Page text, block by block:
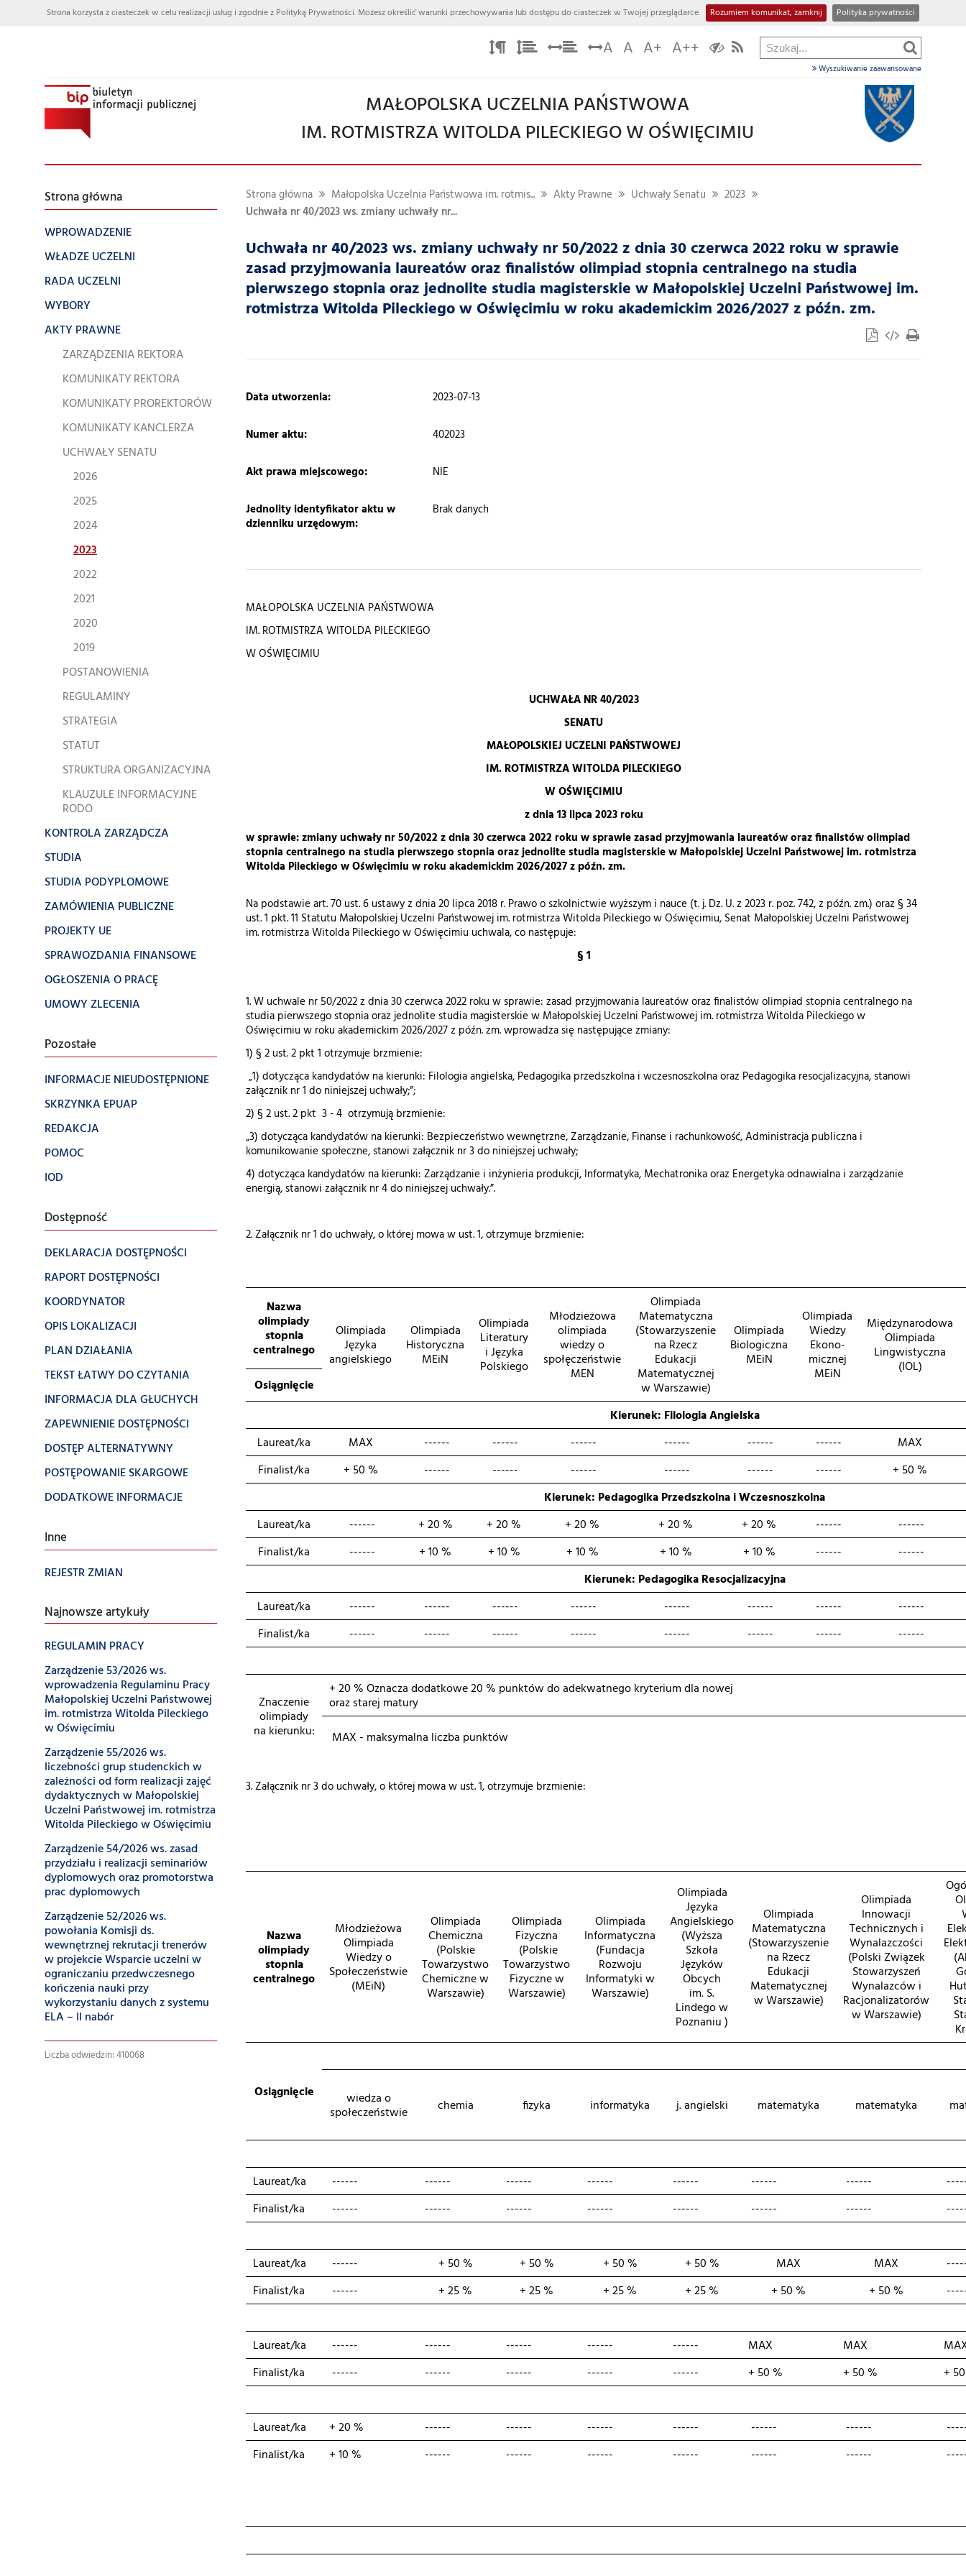
Strona korzysta z ciasteczek w celu realizacji usług i zgodnie z Polityką Prywatności. Możesz określić warunki przechowywania lub dostępu do ciasteczek w Twojej przeglądarce. Rozumiem komunikat, zamknij Polityka prywatności
A A A+ A++
Wyszukiwanie zaawansowane
MAŁOPOLSKA UCZELNIA PAŃSTWOWA
IM. ROTMISTRZA WITOLDA PILECKIEGO W OŚWIĘCIMIU
Strona główna
WPROWADZENIE
WŁADZE UCZELNI
RADA UCZELNI
WYBORY
AKTY PRAWNE
ZARZĄDZENIA REKTORA
KOMUNIKATY REKTORA
KOMUNIKATY PROREKTORÓW
KOMUNIKATY KANCLERZA
UCHWAŁY SENATU
2026
2025
2024
2023
2022
2021
2020
2019
POSTANOWIENIA
REGULAMINY
STRATEGIA
STATUT
STRUKTURA ORGANIZACYJNA
KLAUZULE INFORMACYJNE
RODO
KONTROLA ZARZĄDCZA
STUDIA
STUDIA PODYPLOMOWE
ZAMÓWIENIA PUBLICZNE
PROJEKTY UE
SPRAWOZDANIA FINANSOWE
OGŁOSZENIA O PRACĘ
UMOWY ZLECENIA
Pozostałe
INFORMACJE NIEUDOSTĘPNIONE
SKRZYNKA EPUAP
REDAKCJA
POMOC
IOD
Dostępność
DEKLARACJA DOSTĘPNOŚCI
RAPORT DOSTĘPNOŚCI
KOORDYNATOR
OPIS LOKALIZACJI
PLAN DZIAŁANIA
TEKST ŁATWY DO CZYTANIA
INFORMACJA DLA GŁUCHYCH
ZAPEWNIENIE DOSTĘPNOŚCI
DOSTĘP ALTERNATYWNY
POSTĘPOWANIE SKARGOWE
DODATKOWE INFORMACJE
Inne
REJESTR ZMIAN
Najnowsze artykuły
REGULAMIN PRACY
Zarządzenie 53/2026 ws.
wprowadzenia Regulaminu Pracy
Małopolskiej Uczelni Państwowej
im. rotmistrza Witolda Pileckiego
w Oświęcimiu
Zarządzenie 55/2026 ws.
liczebności grup studenckich w
zależności od form realizacji zajęć
dydaktycznych w Małopolskiej
Uczelni Państwowej im. rotmistrza
Witolda Pileckiego w Oświęcimiu
Zarządzenie 54/2026 ws. zasad
przydziału i realizacji seminariów
dyplomowych oraz promotorstwa
prac dyplomowych
Zarządzenie 52/2026 ws.
powołania Komisji ds.
wewnętrznej rekrutacji trenerów
w projekcie Wsparcie uczelni w
ograniczaniu przedwczesnego
kończenia nauki przy
wykorzystaniu danych z systemu
ELA – II nabór
Liczba odwiedzin: 410068
Strona główna Małopolska Uczelnia Państwowa im. rotmis... Akty Prawne Uchwały Senatu
2023
Uchwała nr 40/2023 ws. zmiany uchwały nr...
Uchwała nr 40/2023 ws. zmiany uchwały nr 50/2022 z dnia 30 czerwca 2022 roku w sprawie
zasad przyjmowania laureatów oraz finalistów olimpiad stopnia centralnego na studia
pierwszego stopnia oraz jednolite studia magisterskie w Małopolskiej Uczelni Państwowej im.
rotmistrza Witolda Pileckiego w Oświęcimiu w roku akademickim 2026/2027 z późn. zm.
​Data utworzenia: 2023-07-13
Numer aktu: 402023
Akt prawa miejscowego: NIE
Jednolity identyfikator aktu w
dzienniku urzędowym:
Brak danych
MAŁOPOLSKA UCZELNIA PAŃSTWOWA
IM. ROTMISTRZA WITOLDA PILECKIEGO
W OŚWIĘCIMIU
UCHWAŁA NR 40/2023
SENATU
MAŁOPOLSKIEJ UCZELNI PAŃSTWOWEJ
IM. ROTMISTRZA WITOLDA PILECKIEGO
W OŚWIĘCIMIU
z dnia 13 lipca 2023 roku
w sprawie: zmiany uchwały nr 50/2022 z dnia 30 czerwca 2022 roku w sprawiezasad przyjmowania laureatów oraz finalistów olimpiad
stopnia centralnego na studia pierwszego stopnia oraz jednolite studia magisterskie w Małopolskiej Uczelni Państwowej im. rotmistrza
Witolda Pileckiego w Oświęcimiu w roku akademickim 2026/2027 z późn. zm.
Na podstawie art. 70 ust. 6 ustawy z dnia 20 lipca 2018 r. Prawo o szkolnictwie wyższym i nauce (t. j. Dz. U. z 2023 r. poz. 742, z późn. zm.) oraz § 34
ust. 1 pkt. 11 Statutu Małopolskiej Uczelni Państwowej im. rotmistrza Witolda Pileckiego w Oświęcimiu, Senat Małopolskiej Uczelni Państwowej
im. rotmistrza Witolda Pileckiego w Oświęcimiu uchwala, co następuje:
§ 1
1. W uchwale nr 50/2022 z dnia 30 czerwca 2022 roku w sprawie: zasad przyjmowania laureatów oraz finalistów olimpiad stopnia centralnego na
studia pierwszego stopnia oraz jednolite studia magisterskie w Małopolskiej Uczelni Państwowej im. rotmistrza Witolda Pileckiego w
Oświęcimiu w roku akademickim 2026/2027 z późn. zm. wprowadza się następujące zmiany:
1) § 2 ust. 2 pkt 1 otrzymuje brzmienie:
„1) dotycząca kandydatów na kierunki: Filologia angielska, Pedagogika przedszkolna i wczesnoszkolna oraz Pedagogika resocjalizacyjna, stanowi
załącznik nr 1 do niniejszej uchwały;”;
2) § 2 ust. 2 pkt 3 - 4 otrzymują brzmienie:
„3) dotycząca kandydatów na kierunki: Bezpieczeństwo wewnętrzne, Zarządzanie, Finanse i rachunkowość, Administracja publiczna i
komunikowanie społeczne, stanowi załącznik nr 3 do niniejszej uchwały;
4) dotycząca kandydatów na kierunki: Zarządzanie i inżynieria produkcji, Informatyka, Mechatronika oraz Energetyka odnawialna i zarządzanie
energią, stanowi załącznik nr 4 do niniejszej uchwały.”.
2. Załącznik nr 1 do uchwały, o której mowa w ust. 1, otrzymuje brzmienie:
Nazwa
olimpiady
stopnia
centralnego
Olimpiada
Języka
angielskiego
Olimpiada
Historyczna
MEiN
Olimpiada
Literatury
i Języka
Polskiego
Młodzieżowa
olimpiada
wiedzy o
społęczeństwie
MEN
Olimpiada
Matematyczna
(Stowarzyszenie
na Rzecz
Edukacji
Matematycznej
w Warszawie)
Olimpiada
Biologiczna
MEiN
Olimpiada
Wiedzy
Ekono-
micznej
MEiN
Międzynarodowa
Olimpiada
Lingwistyczna
(IOL)
Osiągnięcie
Kierunek: Filologia Angielska
Laureat/ka
MAX ------ ------ ------ ------ ------ ------
MAX
Finalist/ka
+ 50 % ------ ------ ------ ------ ------ ------
+ 50 %
Kierunek: Pedagogika Przedszkolna i Wczesnoszkolna
Laureat/ka
------ + 20 % + 20 % + 20 % + 20 % + 20 % ------
------
Finalist/ka
------ + 10 % + 10 % + 10 % + 10 % + 10 % ------
------
Kierunek: Pedagogika Resocjalizacyjna
Laureat/ka
------ ------ ------ ------ ------ ------ ------
------
Finalist/ka
------ ------ ------ ------ ------ ------ ------ ------
Znaczenie
olimpiady
na kierunku:
+ 20 % Oznacza dodatkowe 20 % punktów do adekwatnego kryterium dla nowej
oraz starej matury
MAX - maksymalna liczba punktów
3. Załącznik nr 3 do uchwały, o której mowa w ust. 1, otrzymuje brzmienie:
Nazwa
olimpiady
stopnia
centralnego
Młodzieżowa
Olimpiada
Wiedzy o
Społeczeństwie
(MEiN)
Olimpiada
Chemiczna
(Polskie
Towarzystwo
Chemiczne w
Warszawie)
Olimpiada
Fizyczna
(Polskie
Towarzystwo
Fizyczne w
Warszawie)
Olimpiada
Informatyczna
(Fundacja
Rozwoju
Informatyki w
Warszawie)
Olimpiada
Języka
Angielskiego
(Wyższa
Szkoła
Języków
Obcych
im. S.
Lindego w
Poznaniu )
Olimpiada
Matematyczna
(Stowarzyszenie
na Rzecz
Edukacji
Matematycznej
w Warszawie)
Olimpiada
Innowacji
Technicznych i
Wynalazczości
(Polski Związek
Stowarzyszeń
Wynalazców i
Racjonalizatorów
w Warszawie)
Osiągnięcie wiedza o
społeczeństwie chemia fizyka informatyka j. angielski matematyka matematyka
Laureat/ka ------ ------ ------ ------ ------ ------ ------
Finalist/ka
------ ------ ------ ------ ------ ------ ------
Laureat/ka ------ + 50 % + 50 % + 50 % + 50 % MAX MAX
Finalist/ka
------ + 25 % + 25 % + 25 % + 25 % + 50 % + 50 %
Laureat/ka ------ ------ ------ ------ ------ MAX MAX
Finalist/ka
------ ------ ------ ------ ------ + 50 % + 50 % +
Laureat/ka + 20 % ------ ------ ------ ------ ------ ------
Finalist/ka
+ 10 % ------ ------ ------ ------ ------ ------